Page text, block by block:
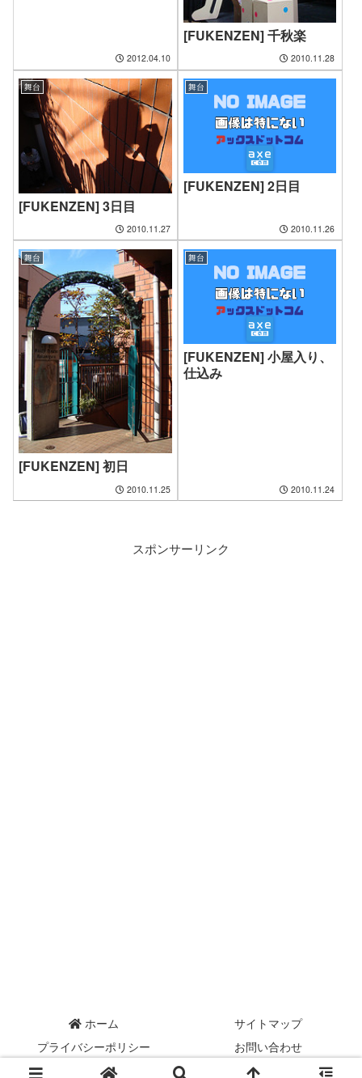
2012.04.10
[FUKENZEN] 千秋楽
2010.11.28
舞台
[FUKENZEN] 3日目
2010.11.27
舞台
[FUKENZEN] 2日目
2010.11.26
舞台
[FUKENZEN] 初日
2010.11.25
舞台
[FUKENZEN] 小屋入り、
仕込み
2010.11.24
スポンサーリンク
ホーム
サイトマップ
プライバシーポリシー
お問い合わせ